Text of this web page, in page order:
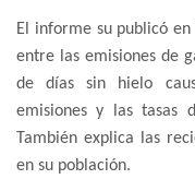
El informe su publicó en
entre las emisiones de
de días sin hielo
emisiones y las tasas
También explica las
en su población.